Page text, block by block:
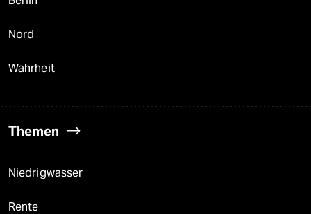
Nord
Wahrheit
Themen
Niedrigwasser
Rente